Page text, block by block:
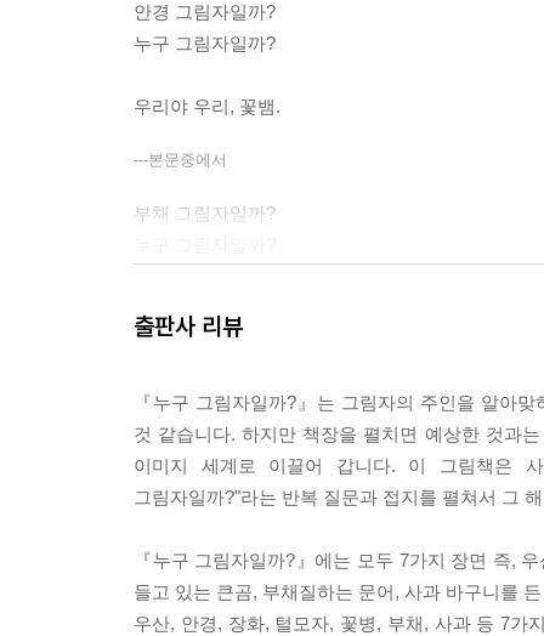
안경 그림자일까?
누구 그림자일까?
우리야 우리, 꽃뱀.
---본문중에서
부채 그림자일까?
누구 그림자 일까?
우리야, 우리.
출판사 리뷰
『누구 그림자일까?』는 그림자의 주인을 알아
것 같습니다. 하지만 책장을 펼치면 예상한 것과
이미지 세계로 이끌어 갑니다. 이 그림책은
그림자일까?"라는 반복 질문과 접지를 펼쳐서 그
『누구 그림자일까?』에는 모두 7가지 장면 즉,
들고 있는 큰곰, 부채질하는 문어, 사과 바구니를
우산, 안경, 장화, 털모자, 꽃병, 부채, 사과 등 7가